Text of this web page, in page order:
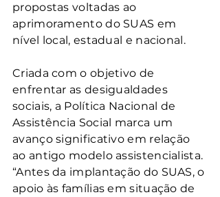
propostas voltadas ao
aprimoramento do SUAS em
nível local, estadual e nacional.
Criada com o objetivo de
enfrentar as desigualdades
sociais, a Política Nacional de
Assistência Social marca um
avanço significativo em relação
ao antigo modelo assistencialista.
“Antes da implantação do SUAS, o
apoio às famílias em situação de